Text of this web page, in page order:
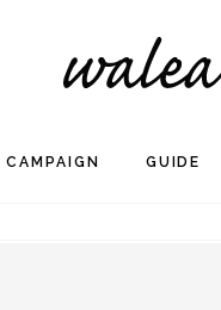
CAMPAIGN GUIDE